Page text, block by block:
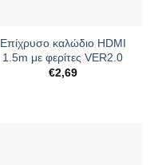
Επίχρυσο καλώδιο HDMI
1.5m με φερίτες VER2.0
€2,69